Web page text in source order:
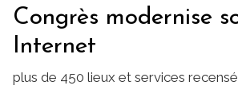
Congrès modernise
Internet
plus de 450 lieux et services